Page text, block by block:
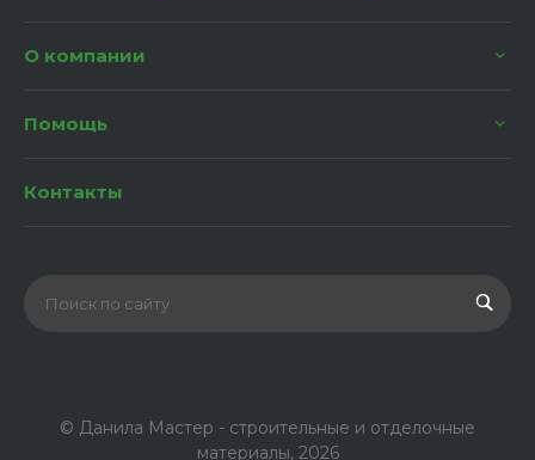
О компании
Помощь
Контакты
© Данила Мастер - строительные и отделочные
материалы, 2026